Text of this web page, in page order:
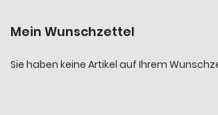
Mein Wunschzettel
Sie haben keine Artikel auf Ihrem